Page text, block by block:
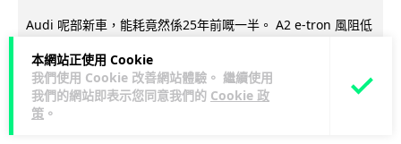
本網站正使用 Cookie
我們使用 Cookie 改善網站體驗。 繼續使用
我們的網站即表示您同意我們的 Cookie 政
策 。
Audi 呢部新車，能耗竟然係25年前嘅一半。 A2 e-tron 風阻低
閱讀全文
5 1 分享